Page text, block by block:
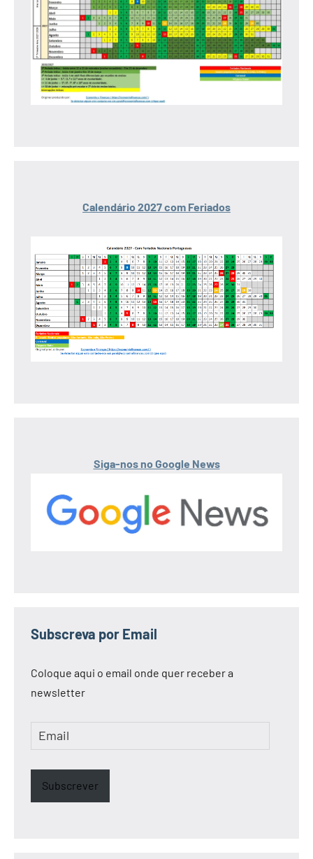
Calendário 2027 com Feriados
Siga-nos no Google News
Subscreva por Email
Coloque aqui o email onde quer receber a
newsletter
Email
Subscrever